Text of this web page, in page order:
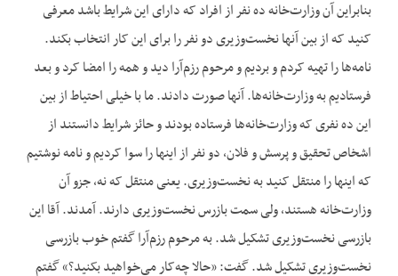
بنابراین آن وزارت‌خانه ده نفر از افراد که دارای این شرایط باشد معرفی
کنید که از بین آنها نخست‌وزیری دو نفر را برای این کار انتخاب بکند.
نامه‌ها را تهیه کردم و بردیم و مرحوم رزم‌آرا دید و همه را امضا کرد و بعد
فرستادیم به وزارت‌خانه‌ها. آنها صورت دادند. ما با خیلی احتیاط از بین
این ده نفری که وزارت‌خانه‌ها فرستاده بودند و حائز شرایط دانستند از
اشخاص تحقیق و پرسش و فلان، دو نفر از اینها را سوا کردیم و نامه نوشتیم
که اینها را منتقل کنید به نخست‌وزیری. یعنی منتقل که نه، جزو آن
وزارت‌خانه هستند، ولی سمت بازرس نخست‌وزیری دارند. آمدند. آقا این
بازرسی نخست‌وزیری تشکیل شد. به مرحوم رزم‌آرا گفتم خوب بازرسی
نخست‌وزیری تشکیل شد. گفت: «حالا چه‌کار می‌خواهید بکنید؟» گفتم